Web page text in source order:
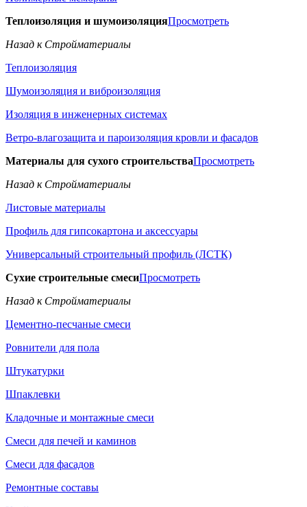
Теплоизоляция и шумоизоляцияПросмотреть
Назад к Стройматериалы
Теплоизоляция
Шумоизоляция и виброизоляция
Изоляция в инженерных системах
Ветро-влагозащита и пароизоляция кровли и фасадов
Материалы для сухого строительстваПросмотреть
Назад к Стройматериалы
Листовые материалы
Профиль для гипсокартона и аксессуары
Универсальный строительный профиль (ЛСТК)
Сухие строительные смесиПросмотреть
Назад к Стройматериалы
Цементно-песчаные смеси
Ровнители для пола
Штукатурки
Шпаклевки
Кладочные и монтажные смеси
Смеси для печей и каминов
Смеси для фасадов
Ремонтные составы